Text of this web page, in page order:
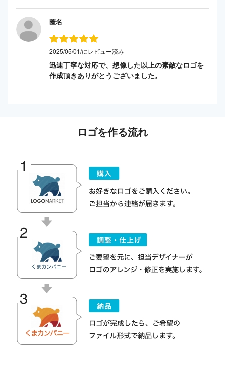
匿名
2025/05/01/にレビュー済み
迅速丁寧な対応で、想像した以上の素敵なロゴを
作成頂きありがとうございました。
ロゴを作る流れ